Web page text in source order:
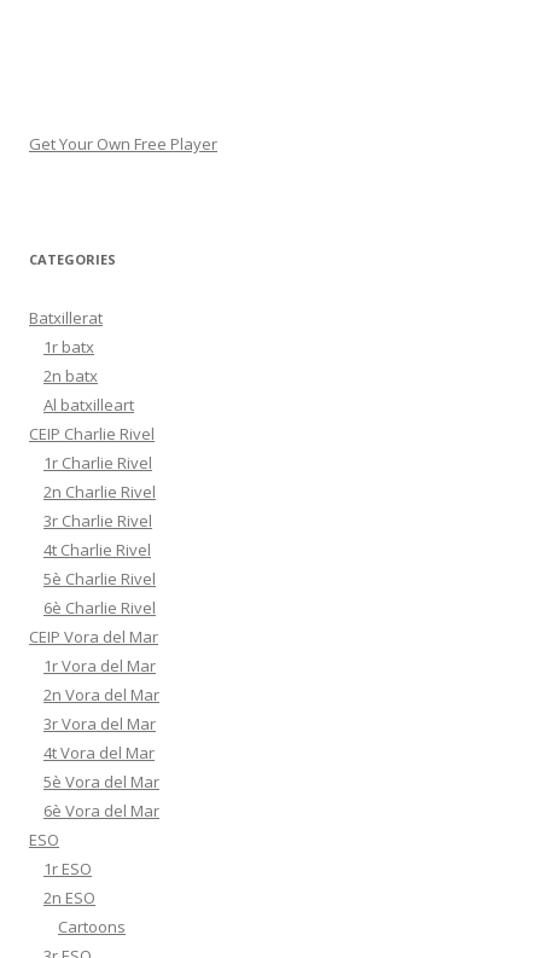
Get Your Own Free Player
CATEGORIES
Batxillerat
1r batx
2n batx
Al batxilleart
CEIP Charlie Rivel
1r Charlie Rivel
2n Charlie Rivel
3r Charlie Rivel
4t Charlie Rivel
5è Charlie Rivel
6è Charlie Rivel
CEIP Vora del Mar
1r Vora del Mar
2n Vora del Mar
3r Vora del Mar
4t Vora del Mar
5è Vora del Mar
6è Vora del Mar
ESO
1r ESO
2n ESO
Cartoons